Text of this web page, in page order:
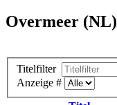
Overmeer (NL)
Titelfilter
Anzeige #